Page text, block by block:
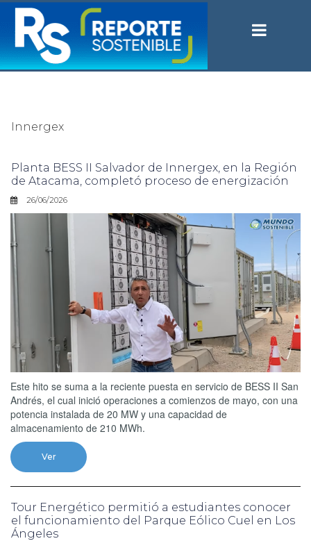
Innergex
Planta BESS II Salvador de Innergex, en la Región
de Atacama, completó proceso de energización
26/06/2026
Este hito se suma a la reciente puesta en servicio de BESS II San
Andrés, el cual inició operaciones a comienzos de mayo, con una
potencia instalada de 20 MW y una capacidad de
almacenamiento de 210 MWh.
Ver
Tour Energético permitió a estudiantes conocer
el funcionamiento del Parque Eólico Cuel en Los
Ángeles